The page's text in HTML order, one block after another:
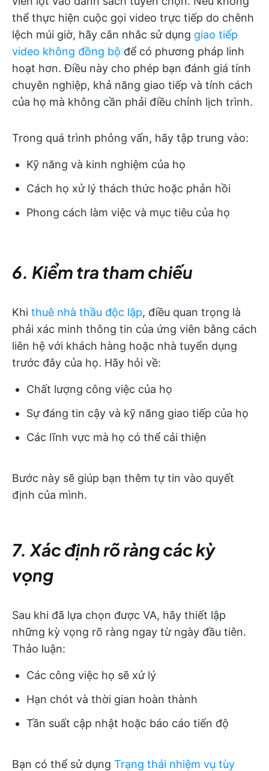
thể thực hiện cuộc gọi video trực tiếp do chênh
lệch múi giờ, hãy cân nhắc sử dụng giao tiếp
video không đồng bộ để có phương pháp linh
hoạt hơn. Điều này cho phép bạn đánh giá tính
chuyên nghiệp, khả năng giao tiếp và tính cách
của họ mà không cần phải điều chỉnh lịch trình.
Trong quá trình phỏng vấn, hãy tập trung vào:
Kỹ năng và kinh nghiệm của họ
Cách họ xử lý thách thức hoặc phản hồi
Phong cách làm việc và mục tiêu của họ
6. Kiểm tra tham chiếu
Khi thuê nhà thầu độc lập, điều quan trọng là
phải xác minh thông tin của ứng viên bằng cách
liên hệ với khách hàng hoặc nhà tuyển dụng
trước đây của họ. Hãy hỏi về:
Chất lượng công việc của họ
Sự đáng tin cậy và kỹ năng giao tiếp của họ
Các lĩnh vực mà họ có thể cải thiện
Bước này sẽ giúp bạn thêm tự tin vào quyết
định của mình.
7. Xác định rõ ràng các kỳ
vọng
Sau khi đã lựa chọn được VA, hãy thiết lập
những kỳ vọng rõ ràng ngay từ ngày đầu tiên.
Thảo luận:
Các công việc họ sẽ xử lý
Hạn chót và thời gian hoàn thành
Tần suất cập nhật hoặc báo cáo tiến độ
Bạn có thể sử dụng Trạng thái nhiệm vụ tùy